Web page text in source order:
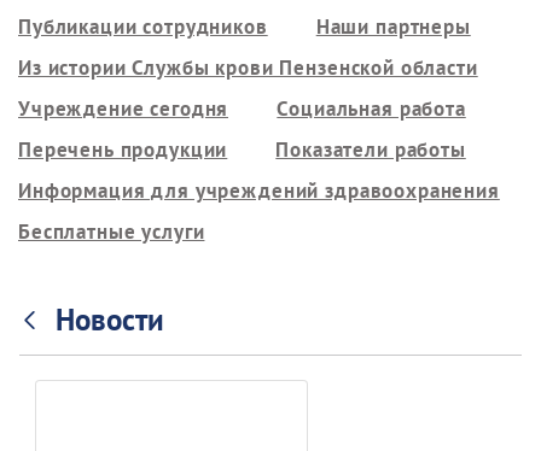
Публикации сотрудников
Наши партнеры
Из истории Службы крови Пензенской области
Учреждение сегодня
Социальная работа
Перечень продукции
Показатели работы
Информация для учреждений здравоохранения
Бесплатные услуги
Новости